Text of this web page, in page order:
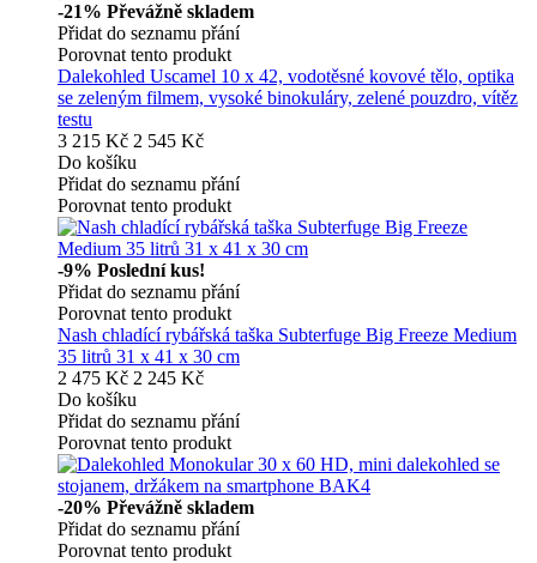
-21% Převážně skladem
Přidat do seznamu přání
Porovnat tento produkt
Dalekohled Uscamel 10 x 42, vodotěsné kovové tělo, optika
se zeleným filmem, vysoké binokuláry, zelené pouzdro, vítěz
testu
3 215 Kč 2 545 Kč
Do košíku
Přidat do seznamu přání
Porovnat tento produkt
-9% Poslední kus!
Přidat do seznamu přání
Porovnat tento produkt
Nash chladící rybářská taška Subterfuge Big Freeze Medium
35 litrů 31 x 41 x 30 cm
2 475 Kč 2 245 Kč
Do košíku
Přidat do seznamu přání
Porovnat tento produkt
-20% Převážně skladem
Přidat do seznamu přání
Porovnat tento produkt